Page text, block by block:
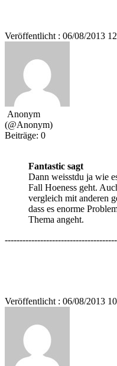
Veröffentlicht : 06/08/2013
Anonym
(@Anonym)
Beiträge: 0
Fantastic sagt
Dann weisstdu ja wie
Fall Hoeness geht.
vergleich mit anderen
dass es enorme
Thema angeht.
Veröffentlicht : 06/08/2013